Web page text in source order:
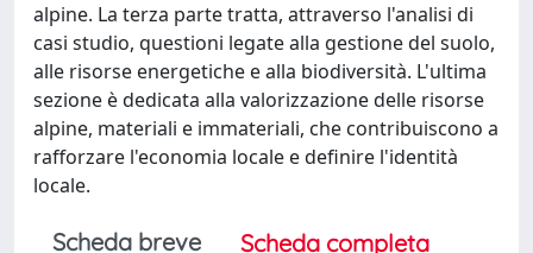
alpine. La terza parte tratta, attraverso l'analisi di
casi studio, questioni legate alla gestione del suolo,
alle risorse energetiche e alla biodiversità. L'ultima
sezione è dedicata alla valorizzazione delle risorse
alpine, materiali e immateriali, che contribuiscono a
rafforzare l'economia locale e definire l'identità
locale.
Scheda breve
Scheda completa